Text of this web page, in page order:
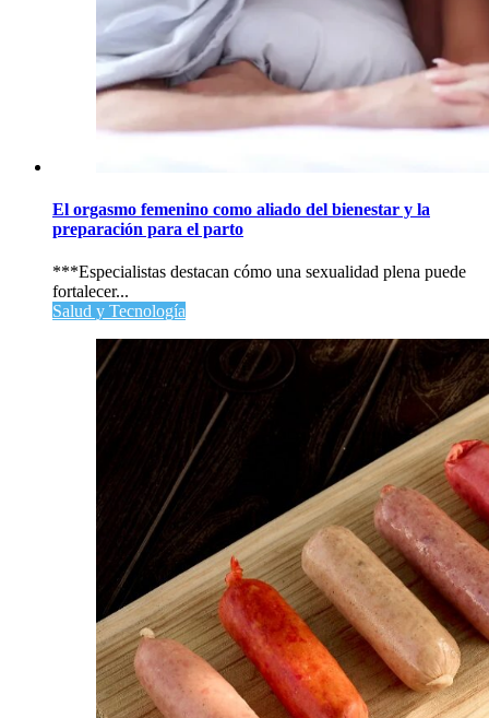
El orgasmo femenino como aliado del bienestar y la
preparación para el parto
***Especialistas destacan cómo una sexualidad plena puede
fortalecer...
Salud y Tecnología